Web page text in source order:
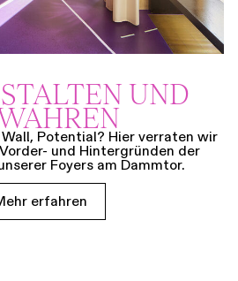
UND
Potential? Hier verraten wir
und Hintergründen der
Foyers am Dammtor.
erfahren